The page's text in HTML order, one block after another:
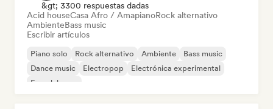
&gt; 3300 respuestas dadas
Acid houseCasa Afro / AmapianoRock alternativo
AmbienteBass music
Escribir artículos
Piano solo Rock alternativo Ambiente
Bass music
Dance music
Electropop
Electrónica experimental
French house